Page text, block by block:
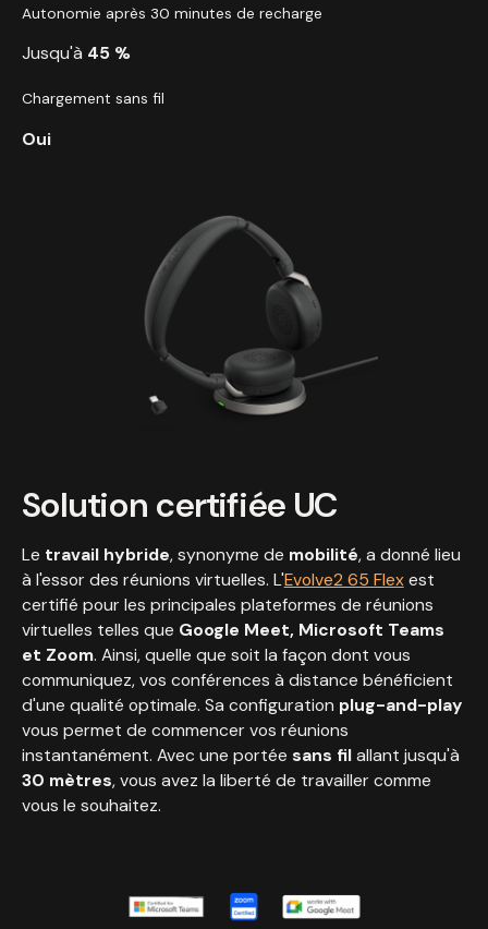
Autonomie après 30 minutes de recharge
Jusqu'à 45 %
Chargement sans fil
Oui
Solution certifiée UC
Le travail hybride, synonyme de mobilité, a donné lieu
à l'essor des réunions virtuelles. L'Evolve2 65 Flexest
certifié pour les principales plateformes de réunions
virtuelles telles que Google Meet, Microsoft Teams
et Zoom. Ainsi, quelle que soit la façon dont vous
communiquez, vos conférences à distance bénéficient
d'une qualité optimale. Sa configuration plug-and-play
vous permet de commencer vos réunions
instantanément. Avec une portée sans filallant jusqu'à
30 mètres, vous avez la liberté de travailler comme
vous le souhaitez.